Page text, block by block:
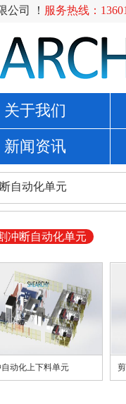
公司 ！ 服务热线：
关于我们
新闻资讯
自动化单元
冲断自动化单元
动化上下料单元